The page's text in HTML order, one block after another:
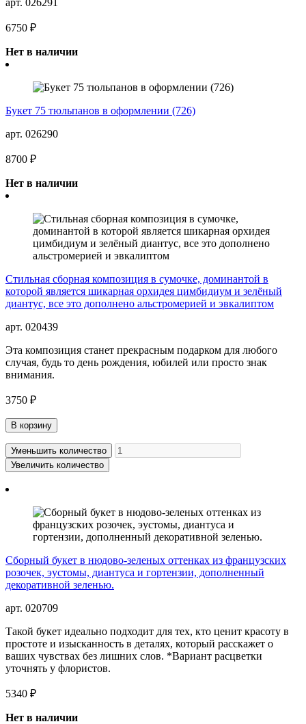
6750 ₽
Нет в наличии
Букет 75 тюльпанов в оформлении (726)
арт. 026290
8700 ₽
Нет в наличии
Стильная сборная композиция в сумочке, доминантой в
которой является шикарная орхидея цимбидиум и зелёный
диантус, все это дополнено альстромерией и эвкалиптом
арт. 020439
Эта композиция станет прекрасным подарком для любого
случая, будь то день рождения, юбилей или просто знак
внимания.
3750 ₽
В корзину
Уменьшить количество
Увеличить количество
Сборный букет в нюдово-зеленых оттенках из французских
розочек, эустомы, диантуса и гортензии, дополненный
декоративной зеленью.
арт. 020709
Такой букет идеально подходит для тех, кто ценит красоту в
простоте и изысканность в деталях, который расскажет о
ваших чувствах без лишних слов. *Вариант расцветки
уточнять у флористов.
5340 ₽
Нет в наличии